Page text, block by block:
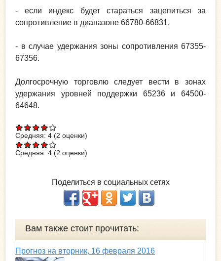
- если индекс будет стараться зацепиться за
сопротивление в диапазоне 66780-66831,
- в случае удержания зоны сопротивления 67355-
67356.
Долгосрочную торговлю следует вести в зонах
удержания уровней поддержки 65236 и 64500-
64648.
Средняя: 4 (2 оценки)
Средняя: 4 (2 оценки)
Поделиться в социальных сетях
Вам также стоит прочитать:
Прогноз на вторник, 16 февраля 2016